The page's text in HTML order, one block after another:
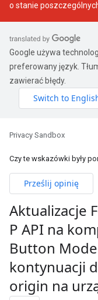
o stanie
Google używa
preferowany język.
zawierać błędy.
Privacy Sandbox
Czy te wskazówki były
Prześlij opinię
Aktualizacje
P API na
Button
kontynuacji
origin na